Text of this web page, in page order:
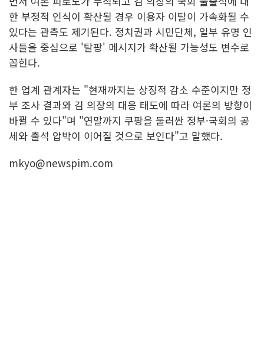
한 부정적 인식이 확산될 경우 이용자 이탈이 가속화될 수
있다는 관측도 제기된다. 정치권과 시민단체, 일부 유명 인
사들을 중심으로 '탈팡' 메시지가 확산될 가능성도 변수로
꼽힌다.
한 업계 관계자는 "현재까지는 상징적 감소 수준이지만 정
부 조사 결과와 김 의장의 대응 태도에 따라 여론의 방향이
바뀔 수 있다"며 "연말까지 쿠팡을 둘러싼 정부·국회의 공
세와 출석 압박이 이어질 것으로 보인다"고 말했다.
mkyo@newspim.com